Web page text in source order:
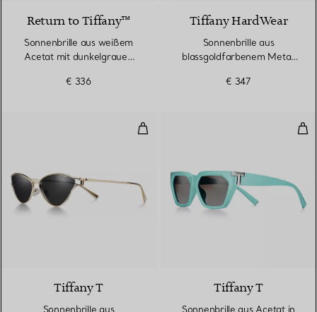
Return to Tiffany™
Sonnenbrille aus weißem
Acetat mit dunkelgrauen
€ 336
Tiffany HardWear
Sonnenbrille aus
blassgoldfarbenem Metall
Farbverlauf
€ 347
Sonnenbrille aus
Tiffany T
Sonnenbrille aus
Tiffany T
Sonnenbrille aus Acetat in